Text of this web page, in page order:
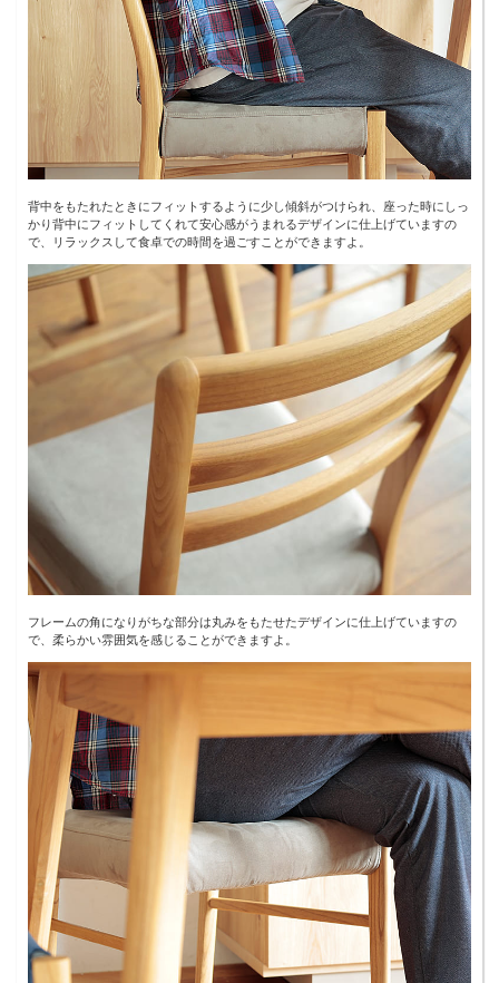
背中をもたれたときにフィットするように少し傾斜がつけられ、座った時にしっ
かり背中にフィットしてくれて安心感がうまれるデザインに仕上げていますの
で、リラックスして食卓での時間を過ごすことができますよ。
フレームの角になりがちな部分は丸みをもたせたデザインに仕上げていますの
で、柔らかい雰囲気を感じることができますよ。